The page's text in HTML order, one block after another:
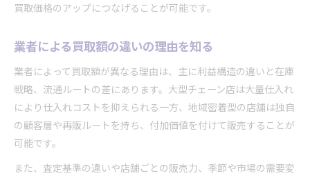
買取価格のアップにつなげることが可能です。
業者による買取額の違いの理由を知る
業者によって買取額が異なる理由は、主に利益構造の違いと在庫
戦略、流通ルートの差にあります。大型チェーン店は大量仕入れ
により仕入れコストを抑えられる一方、地域密着型の店舗は独自
の顧客層や再販ルートを持ち、付加価値を付けて販売することが
可能です。
また、査定基準の違いや店舗ごとの販売力、季節や市場の需要変